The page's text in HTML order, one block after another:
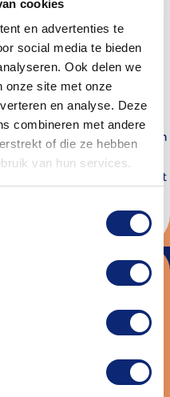
cookies
en advertenties te
social media te bieden
Ook delen we
onze site met onze
en analyse. Deze
combineren met andere
of die ze hebben
van hun services.
drum-clinics,
motivatie alleen maar
de School voor Jong
waar hij zich
uit de gedachte: ‘Al mijn
verdiept, daar moet iets in
moderne jazz trio SIMIO en
2019 gewonnen
gespeeld op plekken als het
en mochten zij het
band de
leukste
bij ToBe. Meld